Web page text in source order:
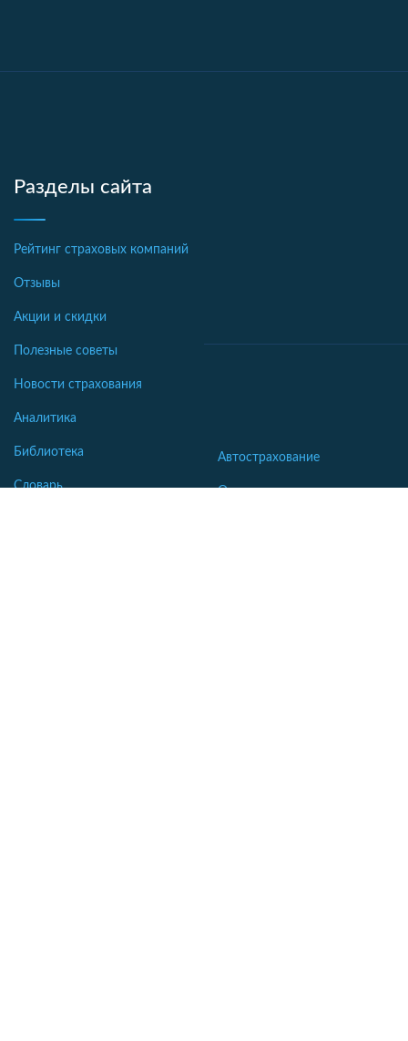
Разделы сайта
Рейтинг страховых компаний
Отзывы
Акции и скидки
Полезные советы
Новости страхования
Аналитика
Библиотека
Словарь
Автострахование
Осаго калькулятор